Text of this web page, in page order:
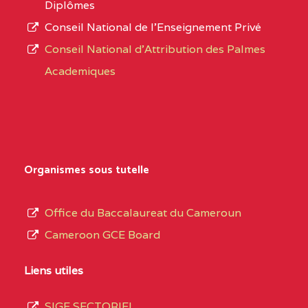
YDE
CENTRE
CENTRE
COLLEGE ONANA
L’offre
d’éducation
de
du
Diplômes
Conseil National de l’Enseignement Privé
Conseil National d'Attribution des Palmes
Academiques
Organismes sous tutelle
Office du Baccalaureat du Cameroun
Cameroon GCE Board
Liens utiles